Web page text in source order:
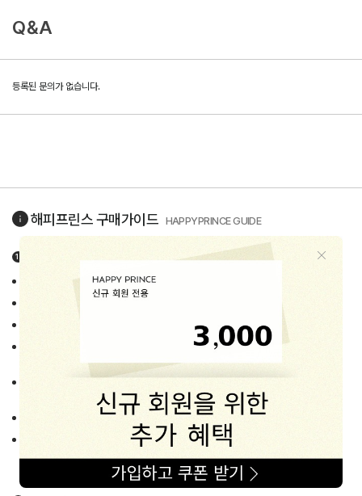
Q&A
등록된 문의가 없습니다.
해피프린스구매가이드 HAPPYPRINCE GUIDE
상품정보고시 상세정보
품목 : 유아동 악세사리/잡화류
제품의 소재/색상/사이즈 : 각 상품 상세페이지에 자세히 고지
세탁시 주의사항 : 상품 Label에 안내된 세탁법 준수요망
(별도의 세탁법이 필요한 경우 상세페이지에 자세히 안내하고 있습니다.)
(주말 · 공휴일 및 배송지연 상품의 경우 예외로 둠)
제품수령 후 7일 이내 교환/반품 가능
해피프린스 고객상담센터 (1668-1570)